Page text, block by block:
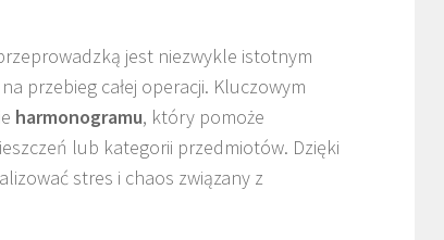
jest niezwykle istotnym
przebieg całej operacji. Kluczowym
harmonogramu, który pomoże
lub kategorii przedmiotów. Dzięki
stres i chaos związany z